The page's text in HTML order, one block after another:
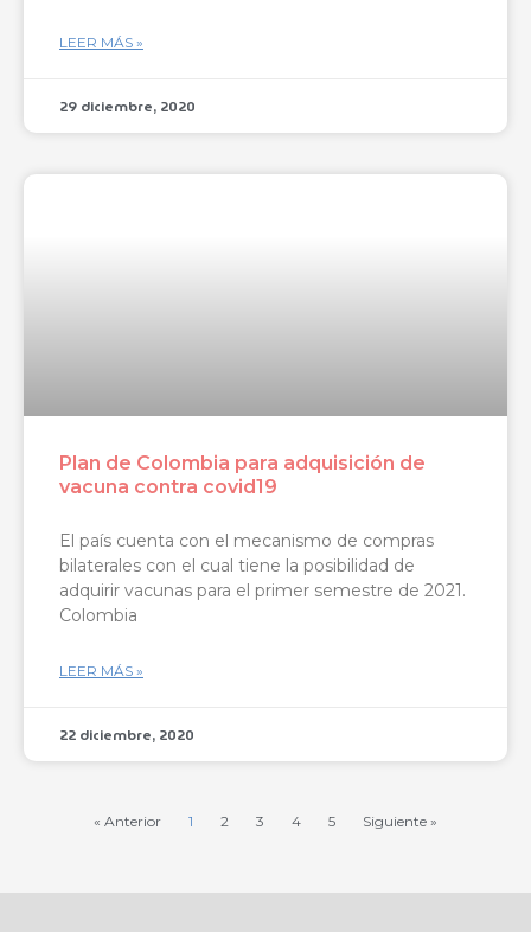
LEER MÁS »
29 diciembre, 2020
Plan de Colombia para adquisición de
vacuna contra covid19
El país cuenta con el mecanismo de compras
bilaterales con el cual tiene la posibilidad de
adquirir vacunas para el primer semestre de 2021.
Colombia
LEER MÁS »
22 diciembre, 2020
« Anterior 1 2 3 4 5 Siguiente »